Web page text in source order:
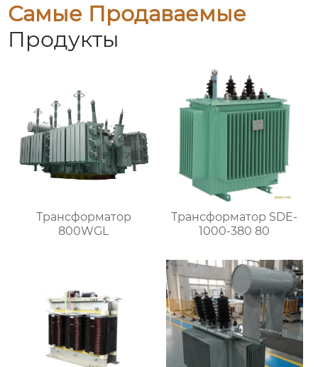
Самые Продаваемые
Продукты
Трансформатор
800WGL
Трансформатор SDE-
1000-380 80